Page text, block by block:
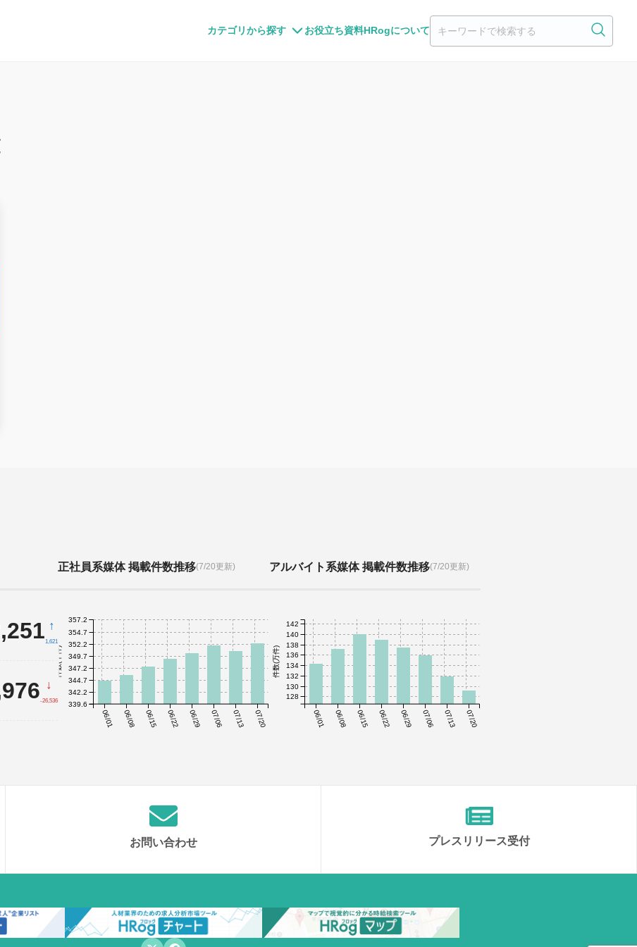
カテゴリから探す お役立ち資料HRogについて
ディア
↑
1,621
↓
-26,536
正社員系媒体 掲載件数推移(7/20更新)
06/01 06/08 06/15 06/22 06/29 07/06 07/13 07/20
件数(千件)
339.6
342.2
344.7
347.2
349.7
352.2
354.7
357.2
アルバイト系媒体 掲載件数推移(7/20更新)
06/01 06/08 06/15 06/22 06/29 07/06 07/13 07/20
件数(万件)
128
130
132
134
136
138
140
142
お問い合わせ プレスリリース受付